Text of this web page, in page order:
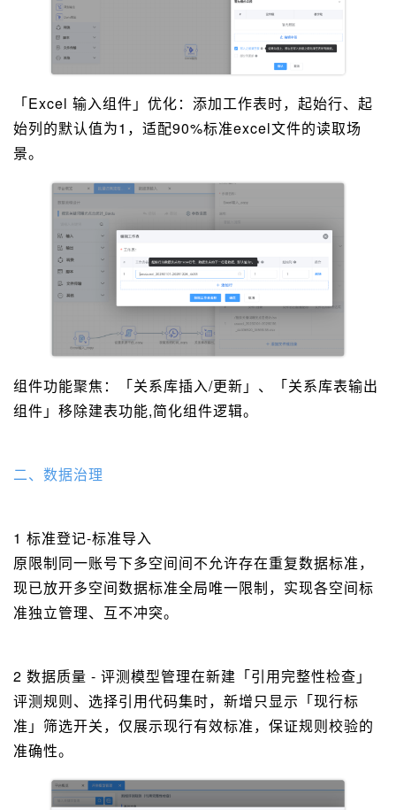
「Excel 输入组件」优化：添加工作表时，起始行、起
始列的默认值为1，适配90%标准excel文件的读取场
景。
组件功能聚焦：「关系库插入/更新」、「关系库表输出
组件」移除建表功能,简化组件逻辑。
二、数据治理
1 标准登记-标准导入
原限制同一账号下多空间间不允许存在重复数据标准，
现已放开多空间数据标准全局唯一限制，实现各空间标
准独立管理、互不冲突。
2 数据质量 - 评测模型管理在新建「引用完整性检查」
评测规则、选择引用代码集时，新增只显示「现行标
准」筛选开关，仅展示现行有效标准，保证规则校验的
准确性。